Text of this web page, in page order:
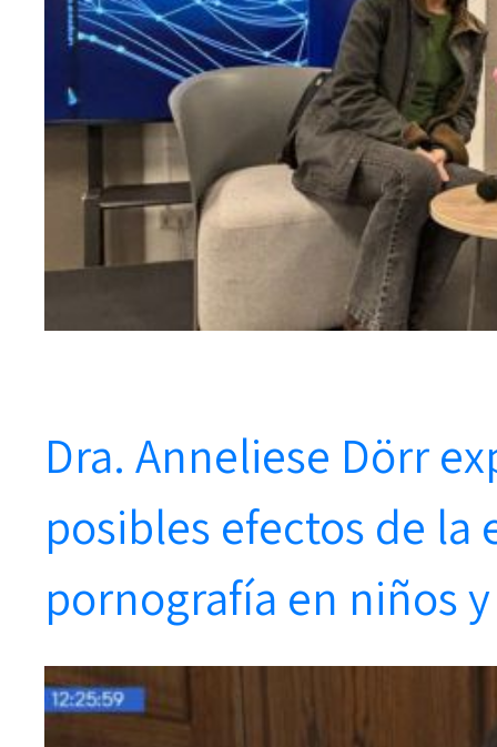
Dra. Anneliese Dörr
posibles efectos de la
pornografía en niños